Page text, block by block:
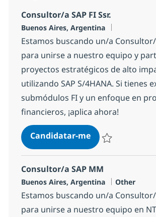
Consultor/a SAP FI Ssr.
Localização
Buenos Aires, Argentina
Estamos buscando un/a Consultor/
para unirse a nuestro equipo y
proyectos estratégicos de alto
utilizando SAP S/4HANA. Si tienes
submódulos FI y un enfoque en
financieros, ¡aplica ahora!
Candidatar-meConsultor/a SAP
Consultor/a SAP MM
Localização
Buenos Aires, Argentina Categoria
Other
Estamos buscando un/a Consultor/
para unirse a nuestro equipo en